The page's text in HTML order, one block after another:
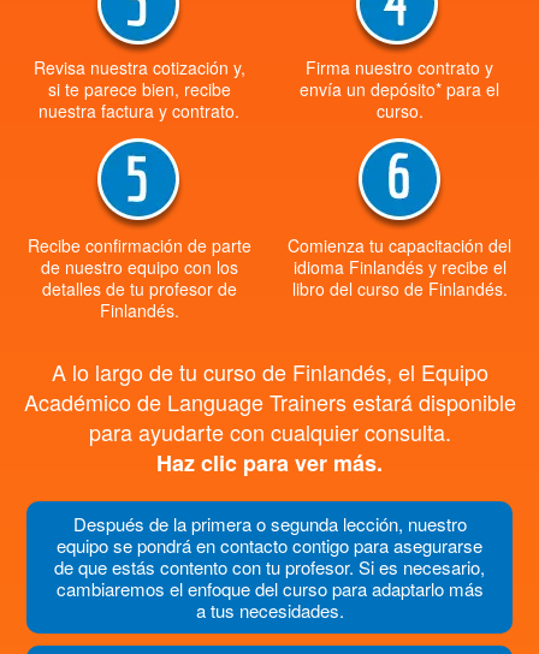
Revisa nuestra cotización y,
si te parece bien, recibe
nuestra factura y contrato.
Firma nuestro contrato y
envía un depósito* para el
curso.
Recibe confirmación de parte
de nuestro equipo con los
detalles de tu profesor de
Finlandés.
Comienza tu capacitación del
idioma Finlandés y recibe el
libro del curso de Finlandés.
A lo largo de tu curso de Finlandés, el Equipo
Académico de Language Trainers estará disponible
para ayudarte con cualquier consulta.
Haz clic para ver más.
Después de la primera o segunda lección, nuestro
equipo se pondrá en contacto contigo para asegurarse
de que estás contento con tu profesor. Si es necesario,
cambiaremos el enfoque del curso para adaptarlo más
a tus necesidades.